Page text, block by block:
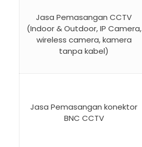
Jasa Pemasangan CCTV
(Indoor & Outdoor, IP Camera,
wireless camera, kamera
tanpa kabel)
Jasa Pemasangan konektor
BNC CCTV